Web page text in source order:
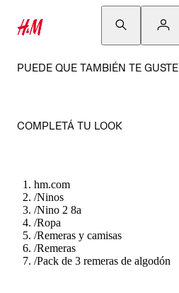
PUEDE QUE TAMBIÉN TE GUSTE
COMPLETÁ TU LOOK
hm.com
/Ninos
/Nino 2 8a
/Ropa
/Remeras y camisas
/Remeras
/Pack de 3 remeras de algodón